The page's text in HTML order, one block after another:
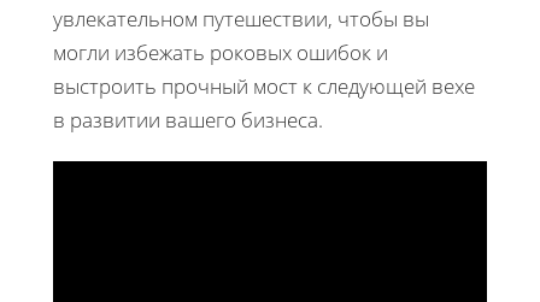
увлекательном путешествии, чтобы вы
могли избежать роковых ошибок и
выстроить прочный мост к следующей вехе
в развитии вашего бизнеса.